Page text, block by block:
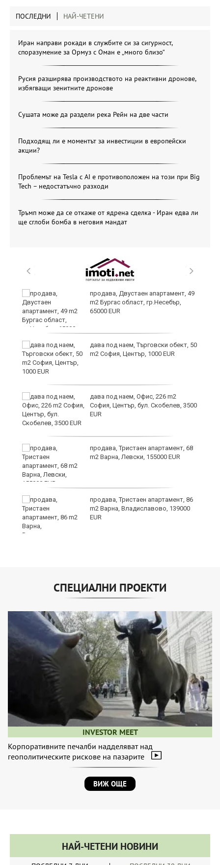
ПОСЛЕДНИ НАЙ-ЧЕТЕНИ
Иран направи рокади в службите си за сигурност,
споразумение за Ормуз с Оман е „много близо“
Русия разширява производството на реактивни дронове,
избягващи зенитните дронове
Сушата може да раздели река Рейн на две части
Подходящ ли е моментът за инвестиции в европейски
акции?
Проблемът на Tesla с AI е противоположен на този при Big
Tech – недостатъчно разходи
Тръмп може да се откаже от ядрена сделка - Иран едва ли
ще сглоби бомба в неговия мандат
продава, Двустаен апартамент, 49
m2 Бургас област, гр.Несебър,
65000 EUR
дава под наем, Търговски обект, 50
m2 София, Център, 1000 EUR
дава под наем, Офис, 226 m2
София, Център, бул. Скобелев, 3500
EUR
продава, Тристаен апартамент, 68
m2 Варна, Левски, 155000 EUR
продава, Тристаен апартамент, 86
m2 Варна, Владиславово, 139000
EUR
СПЕЦИАЛНИ ПРОЕКТИ
INVESTOR MEET
Корпоративните печалби надделяват над
геополитическите рискове на пазарите
ВИЖ ОЩЕ
НАЙ-ЧЕТЕНИ НОВИНИ